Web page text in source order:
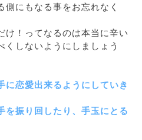
側にもなる事をお忘れなく
け！ってなるのは本当に辛い
くしないようにしましょう
に恋愛出来るようにしていき
を振り回したり、手玉にとる